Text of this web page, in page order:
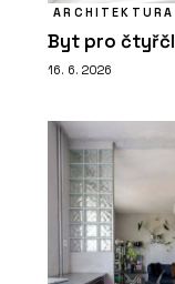
ARCHITEKTURA
Byt pro
16. 6. 2026